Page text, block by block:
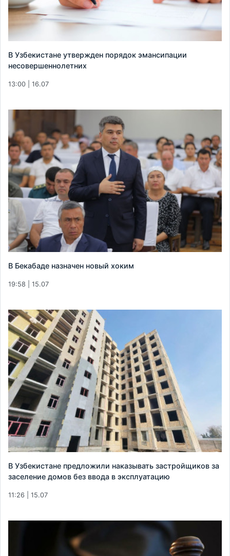
В Узбекистане утвержден порядок эмансипации
несовершеннолетних
13:00 | 16.07
В Бекабаде назначен новый хоким
19:58 | 15.07
В Узбекистане предложили наказывать застройщиков за
заселение домов без ввода в эксплуатацию
11:26 | 15.07